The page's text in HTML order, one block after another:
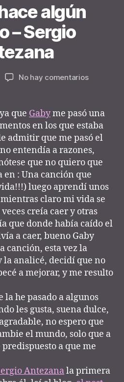
algún
– Sergio
Post
author
B
y
r
No hay comentariosen
tiempo
–
Sergio
Antezana
que Gabyme pasó una
en los que estaba
admitir que me pasó el
entendía a razones,
que no quiero que
en : Una canción que
luego aprendí unos
claro mi vida se
creía caer y otras
que donde había caído el
a caer, bueno Gaby
canción, esta vez la
la analicé, decidí que no
a mejorar, y me resulto
la he pasado a algunos
les gusta, suena dulce,
no espero que
el mundo, solo que a
a que me
Antezanala primera